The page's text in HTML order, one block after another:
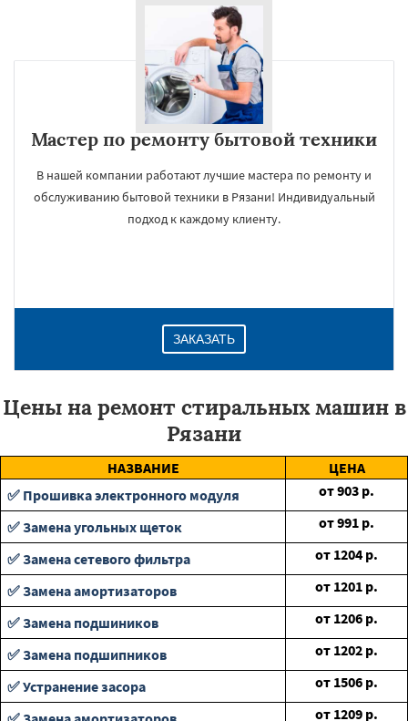
Мастер по ремонту бытовой техники
В нашей компании работают лучшие мастера по ремонту и
обслуживанию бытовой техники в Рязани! Индивидуальный
подход к каждому клиенту.
ЗАКАЗАТЬ
Цены на ремонт стиральных машин в
Рязани
НАЗВАНИЕ
ЦЕНА
✅ Прошивка электронного модуля
от903 р.
✅ Замена угольных щеток
от991 р.
✅ Замена сетевого фильтра
от 1204 р.
✅ Замена амортизаторов
от 1201 р.
✅ Замена подшиников
от 1206 р.
✅ Замена подшипников
от 1202 р.
✅ Устранение засора
от 1506 р.
от 1209 р.